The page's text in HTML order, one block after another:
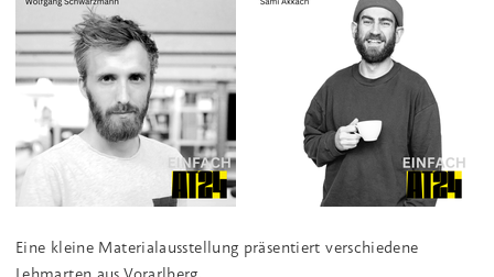
Eine kleine Materialausstellung präsentiert verschiedene